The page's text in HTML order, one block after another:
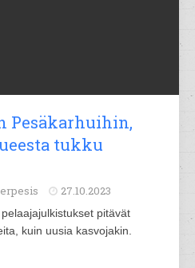
Pesäkarhuihin,
tukku
27.10.2023
pitävät
kuin uusia kasvojakin.